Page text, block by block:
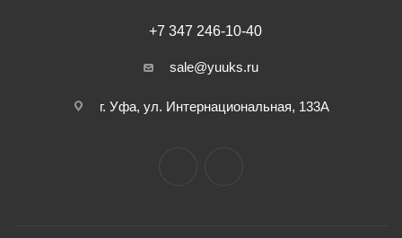
+7 347 246-10-40
sale@yuuks.ru
г. Уфа, ул. Интернациональная, 133А